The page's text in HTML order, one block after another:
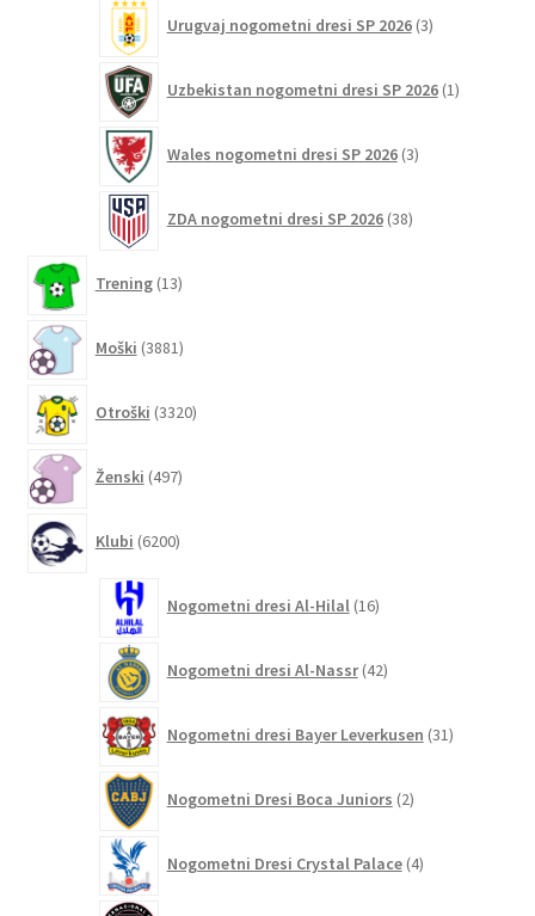
Urugvaj nogometni dresi SP 2026 3izdelki
Uzbekistan nogometni dresi SP 2026 1izdelek
Wales nogometni dresi SP 2026 3izdelki
ZDA nogometni dresi SP 2026 38izdelkov
Trening 13izdelkov
Moški 3881izdelkov
Otroški 3320izdelkov
Ženski 497izdelkov
Klubi 6200izdelkov
Nogometni dresi Al-Hilal 16izdelkov
Nogometni dresi Al-Nassr 42izdelkov
Nogometni dresi Bayer Leverkusen 31izdelkov
Nogometni Dresi Boca Juniors 2izdelka
Nogometni Dresi Crystal Palace 4izdelki